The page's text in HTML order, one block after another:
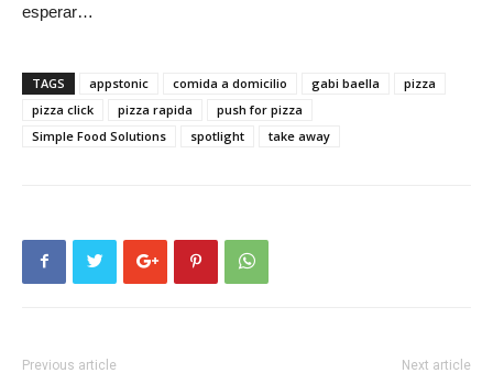
esperar…
TAGS appstonic comida a domicilio gabi baella
pizza
pizza click
pizza rapida
push for pizza
Simple Food Solutions
spotlight take away
Previous article Next article